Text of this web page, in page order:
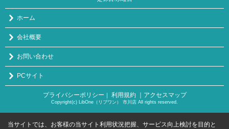
ホーム
会社概要
お問い合わせ
PCサイト
プライバシーポリシー ｜ 利用規約 ｜アクセスマップ
Copyright(c) LibOne（リブワン） 市川店 All rights reserved.
当サイトでは、お客様の当サイト利用状況把握、サービス向上検討を目的と